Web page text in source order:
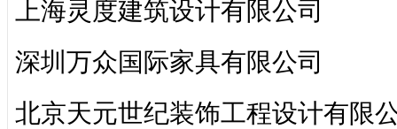
上海灵度建筑设计有限公司
深圳万众国际家具有限公司
北京天元世纪装饰工程设计有限